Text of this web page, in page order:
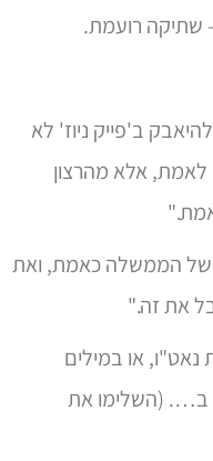
שתיקה רועמת.
ב'פייק ניוז' לא
אלא מהרצון
של הממשלה כאמת, ואת
את זה."
נאט"ו, או במילים
ב…. (השלימו את